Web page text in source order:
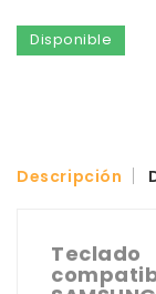
Disponible
Descripción